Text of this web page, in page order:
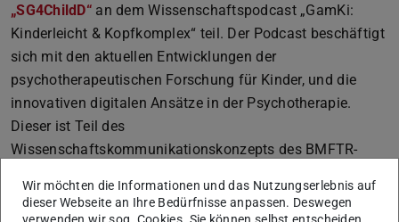
„SG4ChildD“ an dem Wissenschaftspodcast „GamKi:
Kinderleicht & Kopfkomplex“ teil. Der Podcast beschäftigt
sich mit den aktuellen Entwicklungen der
psychotherapeutischen Forschung für Kinder, und die
innovativen digitalen Ansätze in der Psychotherapie.
Dieser ist Teil des
Wissenschaftskommunikationskonzepts des BMFTR-
Gesundheit und Lebensqualität im Rahmen des
Wir möchten die Informationen und das Nutzungserlebnis auf
dieser Webseite an Ihre Bedürfnisse anpassen. Deswegen
verwenden wir sog. Cookies. Sie können selbst entscheiden,